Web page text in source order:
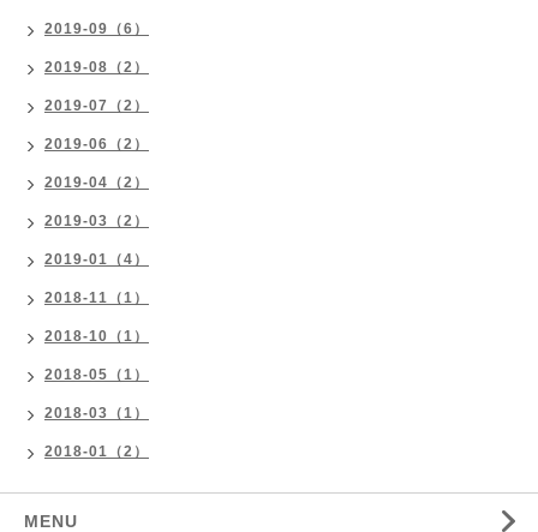
2019-09（6）
2019-08（2）
2019-07（2）
2019-06（2）
2019-04（2）
2019-03（2）
2019-01（4）
2018-11（1）
2018-10（1）
2018-05（1）
2018-03（1）
2018-01（2）
MENU